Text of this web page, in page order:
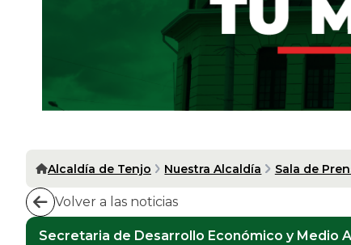
Alcaldía de Tenjo Nuestra Alcaldía Sala de
Volver a las noticias
Secretaria de Desarrollo Económico y Medio